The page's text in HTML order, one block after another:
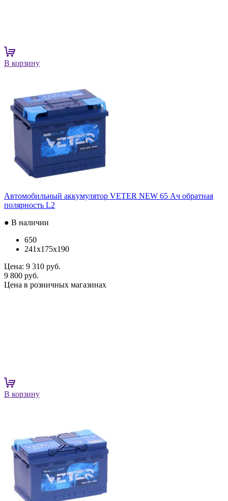
В корзину
Автомобильный аккумулятор VETER NEW 65 Ач обратная
полярность L2
● В наличии
650
241x175x190
Цена: 9 310 руб.
9 800 руб.
Цена в розничных магазинах
В корзину